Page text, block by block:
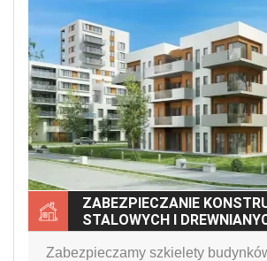
ZABEZPIECZANIE
STALOWYCH I
Zabezpieczamy szkielety